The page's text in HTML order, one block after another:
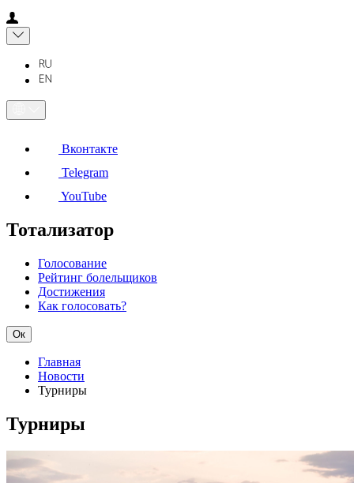
Вконтакте
Telegram
YouTube
Тотализатор
Голосование
Рейтинг болельщиков
Достижения
Как голосовать?
Ок
Главная
Новости
Турниры
Турниры